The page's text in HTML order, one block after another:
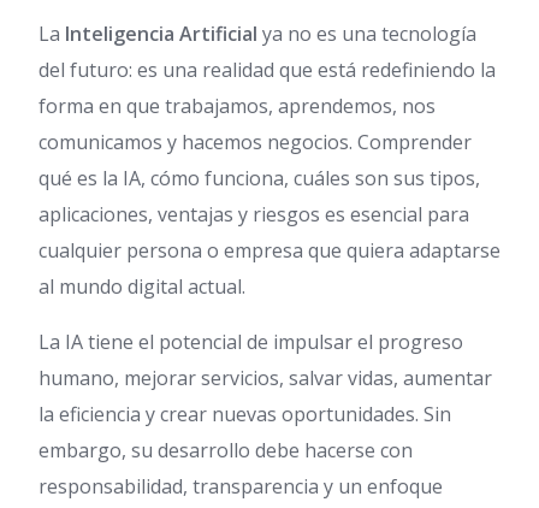
La Inteligencia Artificial ya no es una tecnología
del futuro: es una realidad que está redefiniendo la
forma en que trabajamos, aprendemos, nos
comunicamos y hacemos negocios. Comprender
qué es la IA, cómo funciona, cuáles son sus tipos,
aplicaciones, ventajas y riesgos es esencial para
cualquier persona o empresa que quiera adaptarse
al mundo digital actual.
La IA tiene el potencial de impulsar el progreso
humano, mejorar servicios, salvar vidas, aumentar
la eficiencia y crear nuevas oportunidades. Sin
embargo, su desarrollo debe hacerse con
responsabilidad, transparencia y un enfoque